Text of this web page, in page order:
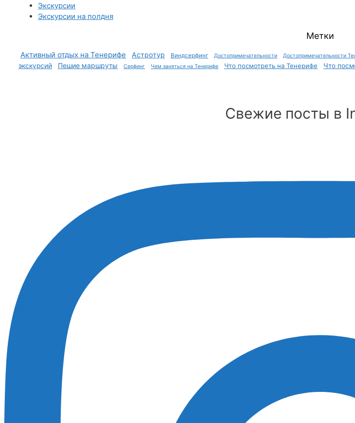
Экскурсии
Экскурсии на полдня
Метки
Активный отдых на Тенерифе Астротур Виндсерфинг Достопримечательности Достопримечательности
экскурсий
Пешие маршруты Серфинг Чем заняться на Тенерифе Что посмотреть на Тенерифе Что
Свежие посты в